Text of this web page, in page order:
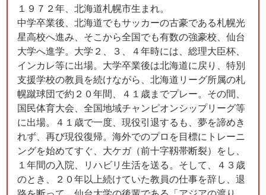
１９７２年、北海道札幌市生まれ。
中学卒業後、北海道でもサッカーの古豪である札幌光
星高校へ進み、そこから全国でも有数の強豪校、仙台
大学へ進学。大学２、３、４年時には、総理大臣杯、
インカレ等に出場。大学卒業後は北海道に戻り、特別
支援学校の教員を続けながら、北海道リーグ所属の札
幌蹴球団で約２０年間、４１歳までプレー。その間、
国民体育大会、全国地域チャンピオンシップリーグ等
に出場。４１歳で一度、現役引退するも、夢を諦めき
れず、再び現役復帰。海外でのプロを目標にトレーニ
ングを始めてすぐ、大ケガ（前十字靱帯断裂）をし、
１年間の入院、リハビリ生活を送る。そして、４３歳
のとき、２０年以上続けていた教員の仕事を辞し、退